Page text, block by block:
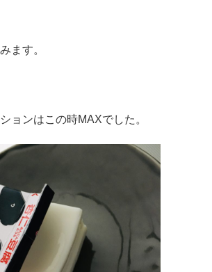
ます。
ョンはこの時MAXでした。